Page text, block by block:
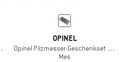
OPINEL
Opinel Pilzmesser-Geschenkset inkl. Etui
Mes